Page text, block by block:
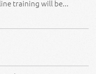
training will be...